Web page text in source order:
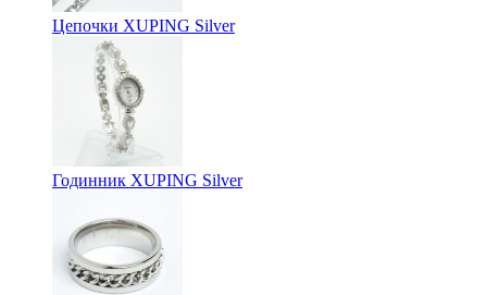
Цепочки XUPING Silver
Годинник XUPING Silver